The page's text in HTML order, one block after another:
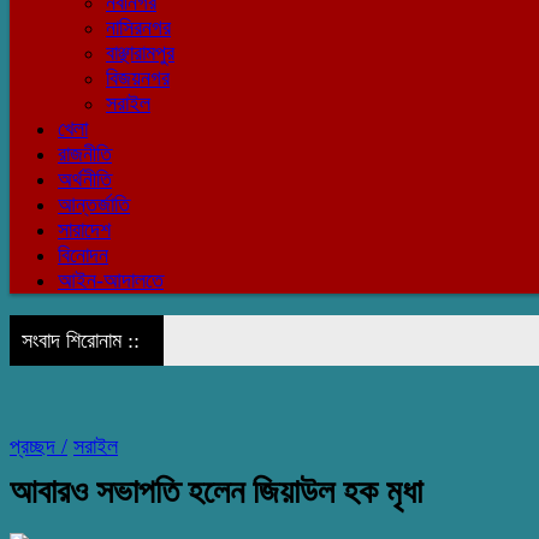
নাসিরনগর
বাঞ্ছারামপুর
বিজয়নগর
সরাইল
খেলা
রাজনীতি
অর্থনীতি
আন্তর্জাতি
সারাদেশ
বিনোদন
আইন-আদালতে
সংবাদ শিরোনাম ::
প্রচ্ছদ / সরাইল
আবারও সভাপতি হলেন জিয়াউল হক মৃধা